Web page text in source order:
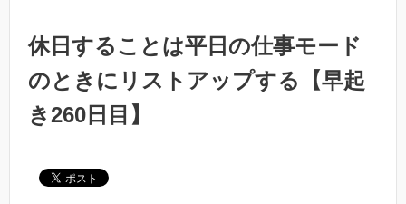
休日することは平日の仕事モード
のときにリストアップする【早起
き260日目】